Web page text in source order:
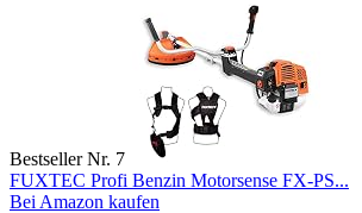
Bestseller Nr. 7
FUXTEC Profi Benzin Motorsense FX-PS...
Bei Amazon kaufen